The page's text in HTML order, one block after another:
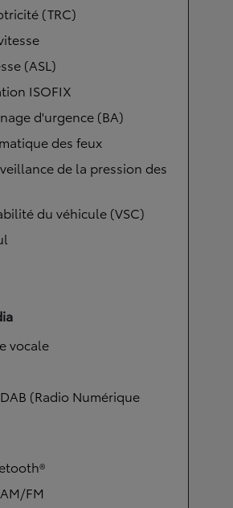
(TRC)
(ASL)
ISOFIX
d'urgence (BA)
des feux
de la pression des
du véhicule (VSC)
vocale
(Radio Numérique
FM